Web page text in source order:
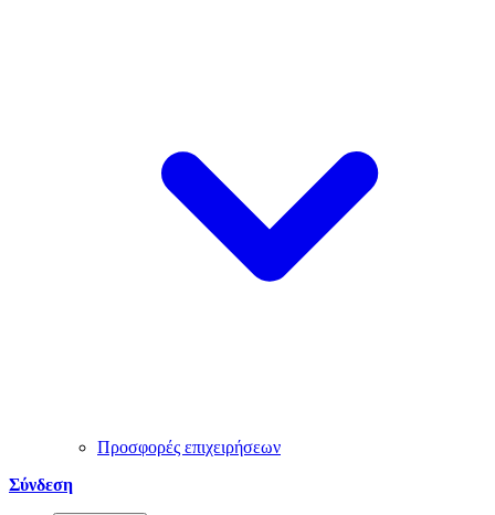
Προσφορές επιχειρήσεων
Σύνδεση